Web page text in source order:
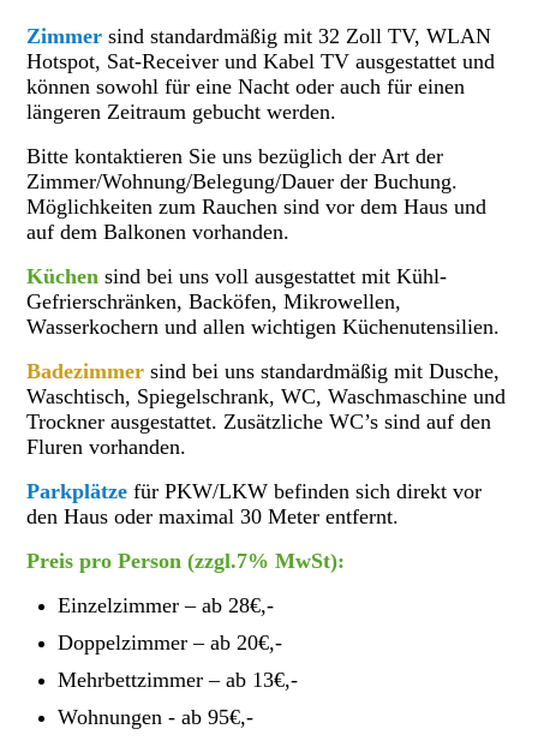
Zimmer sind standardmäßig mit 32 Zoll TV,WLAN
Hotspot, Sat-Receiver und Kabel TVausgestattet und
können sowohl für eine Nacht oder auch für einen
längeren Zeitraum gebucht werden.
Bitte kontaktieren Sie uns bezüglich der Art der
Zimmer/Wohnung/Belegung/Dauer der Buchung.
Möglichkeiten zum Rauchen sind vor dem Haus und
auf dem Balkonen vorhanden.
Küchen sind bei uns voll ausgestattet mit Kühl-
Gefrierschränken, Backöfen, Mikrowellen,
Wasserkochern und allen wichtigen Küchenutensilien.
Badezimmersind bei uns standardmäßig mit Dusche,
Waschtisch, Spiegelschrank, WC, Waschmaschine und
Trockner ausgestattet. Zusätzliche WC’s sind auf den
Fluren vorhanden.
Parkplätze für PKW/LKW befinden sich direkt vor
den Haus oder maximal 30 Meter entfernt.
Preis pro Person (zzgl.7% MwSt):
Einzelzimmer – ab 28€,-
Doppelzimmer – ab20€,-
Mehrbettzimmer – ab 13€,-
Wohnungen - ab 95€,-